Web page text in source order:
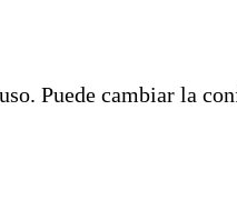
Puede cambiar la